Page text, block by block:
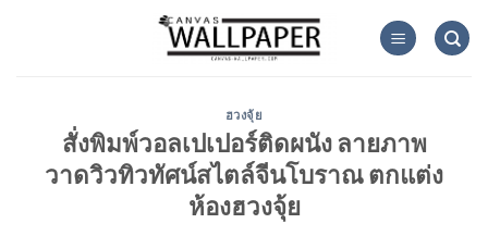
ฮวงจุ้ย
สั่งพิมพ์วอลเปเปอร์ติดผนัง ลายภาพ
วาดวิวทิวทัศน์สไตล์จีนโบราณ ตกแต่ง
ห้องฮวงจุ้ย